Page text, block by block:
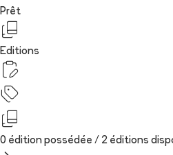
Prêt
Editions
0 édition possédée / 2 éditions